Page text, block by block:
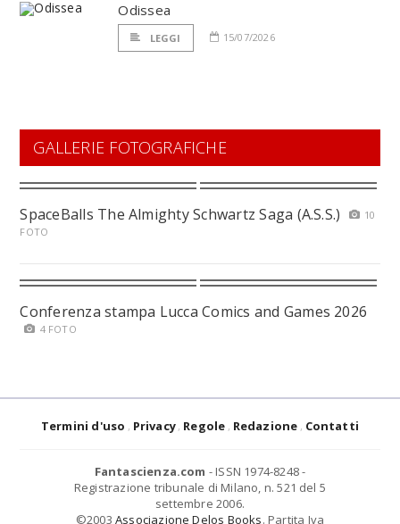
Odissea
LEGGI 15/07/2026
GALLERIE FOTOGRAFICHE
SpaceBalls The Almighty Schwartz Saga (A.S.S.)
10
FOTO
Conferenza stampa Lucca Comics and Games 2026
4 FOTO
Termini d'uso Privacy Regole Redazione Contatti
Fantascienza.com - ISSN 1974-8248 -
Registrazione tribunale di Milano, n. 521 del 5
settembre 2006.
©2003 Associazione Delos Books. Partita Iva